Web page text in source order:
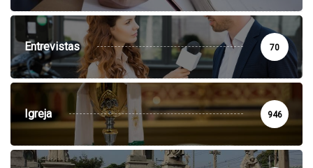
Entrevistas 70
Igreja 946